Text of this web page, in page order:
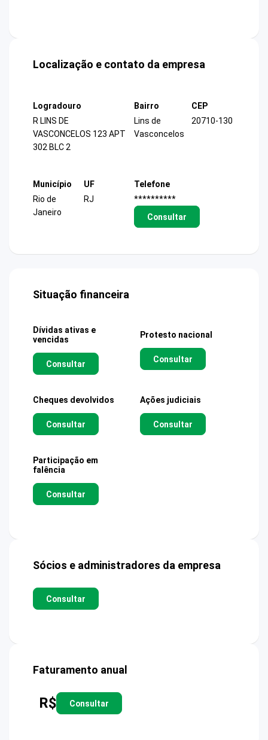
Localização e contato da empresa
Logradouro
R LINS DE
VASCONCELOS 123 APT
302 BLC 2
Bairro
Lins de
Vasconcelos
CEP
20710-130
Município
Rio de
Janeiro
UF
RJ
Telefone
**********
Consultar
Situação financeira
Dívidas ativas e
vencidas
Consultar
Protesto nacional
Consultar
Cheques devolvidos
Consultar
Ações judiciais
Consultar
Participação em
falência
Consultar
Sócios e administradores da empresa
Consultar
Faturamento anual
R$ Consultar